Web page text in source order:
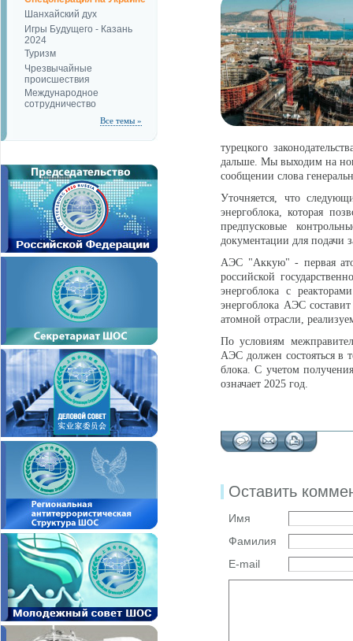
Шанхайский дух
Игры Будущего - Казань
2024
Туризм
Чрезвычайные
происшествия
Международное
сотрудничество
Все темы »
турецкого
дальше. Мы выходим на
сообщении слова
Уточняется, что
энергоблока, которая
предпусковые
документации для подачи
АЭС "Аккую" - первая
российской
энергоблока с
энергоблока АЭС
атомной отрасли,
По условиям
АЭС должен состояться в
блока. С учетом
означает 2025 год.
Оставить
Имя
Фамилия
E-mail